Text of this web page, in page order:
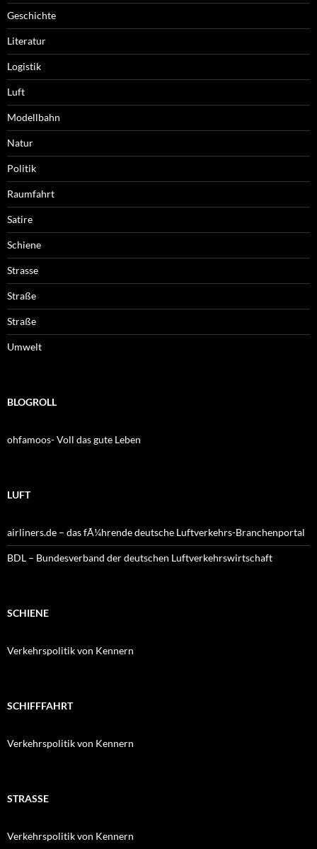
Geschichte
Literatur
Logistik
Luft
Modellbahn
Natur
Politik
Raumfahrt
Satire
Schiene
Strasse
Straße
Straße
Umwelt
BLOGROLL
ohfamoos- Voll das gute Leben
LUFT
airliners.de – das fÃ¼hrende deutsche Luftverkehrs-Branchenportal
BDL – Bundesverband der deutschen Luftverkehrswirtschaft
SCHIENE
Verkehrspolitik von Kennern
SCHIFFFAHRT
Verkehrspolitik von Kennern
STRASSE
Verkehrspolitik von Kennern